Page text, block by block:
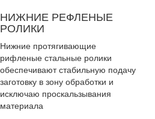
НИЖНИЕ РЕФЛЕНЫЕ
РОЛИКИ
Нижние протягивающие
рифленые стальные ролики
обеспечивают стабильную подачу
заготовку в зону обработки и
исключаю проскальзывания
материала